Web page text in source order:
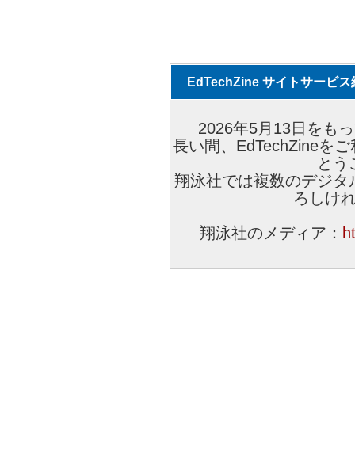
EdTechZine サイトサービス
2026年5月13日をも
長い間、EdTechZineを
とう
翔泳社では複数のデジ
ろしけ
翔泳社のメディア：